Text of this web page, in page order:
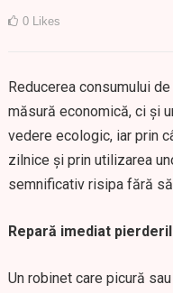
0 Likes
Reducerea consumului
măsură economică, ci și
vedere ecologic, iar prin
zilnice și prin utilizarea
semnificativ risipa fără
Repară imediat
Un robinet care picură